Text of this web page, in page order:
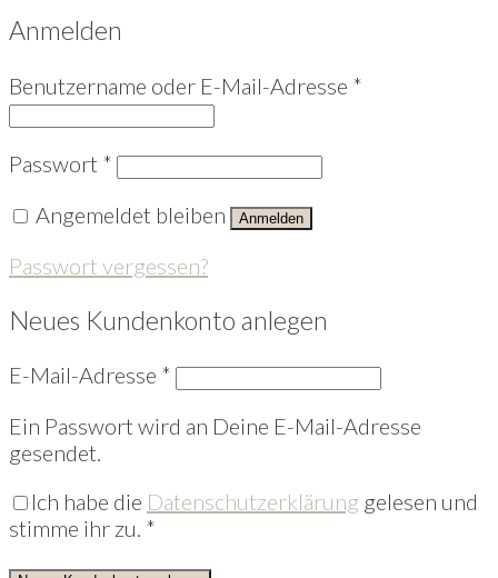
Anmelden
Benutzername oder E-Mail-Adresse *
Passwort *
Angemeldet bleiben
Anmelden
Passwort vergessen?
Neues Kundenkonto anlegen
E-Mail-Adresse *
Ein Passwort wird an Deine E-Mail-Adresse
gesendet.
Ich habe die Datenschutzerklärung gelesen und
stimme ihr zu. *